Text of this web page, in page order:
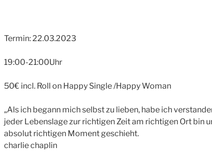
Termin: 22.03.2023
19:00-21:00Uhr
50€ incl. Roll on Happy Single /Happy Woman
„Als ich begann mich selbst zu lieben, habe ich
jeder Lebenslage zur richtigen Zeit am richtigen Ort bin
absolut richtigen Moment geschieht.
charlie chaplin